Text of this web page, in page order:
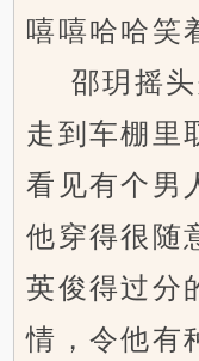
嘻嘻哈哈笑
邵玥摇头
走到车棚里
看见有个男
他穿得很随
英俊得过分
情，令他有